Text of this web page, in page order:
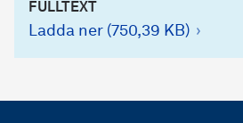
FULLTEXT
Ladda ner (750,39 KB)